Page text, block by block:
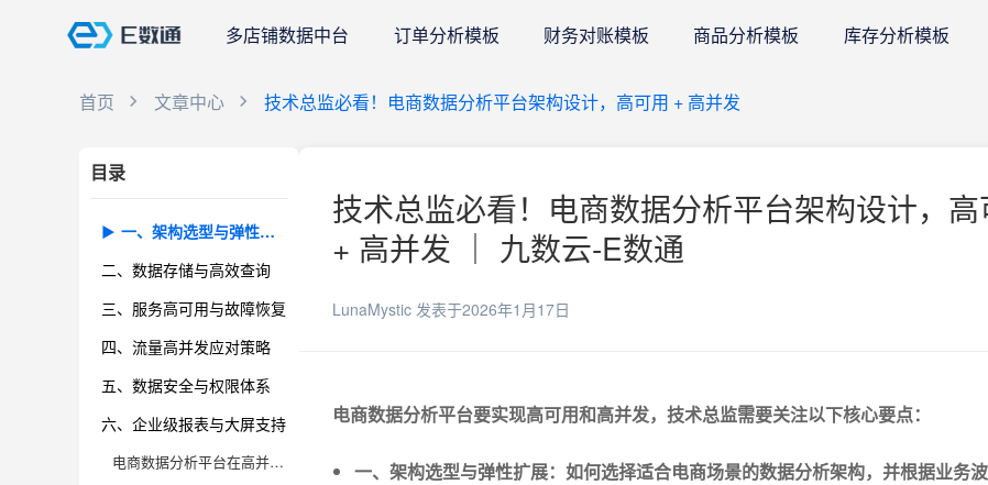
多店铺数据中台 订单分析模板 财务对账模板 商品分析模板 库存分析模板
首页 文章中心 技术总监必看！电商数据分析平台架构设计，高可用 + 高并发
目录
一、架构选型与弹性扩展
二、数据存储与高效查询
三、服务高可用与故障恢复
四、流量高并发应对策略
五、数据安全与权限体系
六、企业级报表与大屏支持
电商数据分析平台在高并发场景下，如何确保系统高可用性？
技术总监必看！电商数据分析平台架构设计，高
+ 高并发 ｜ 九数云-E数通
LunaMystic 发表于2026年1月17日
电商数据分析平台要实现高可用和高并发，技术总监需要关注以下核心要点：
一、架构选型与弹性扩展：如何选择适合电商场景的数据分析架构，并根据业务